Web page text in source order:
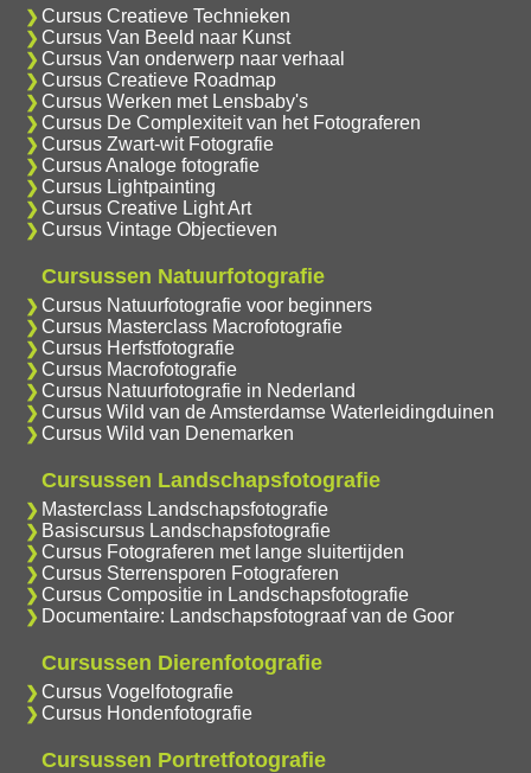
Cursus Creatieve Technieken
Cursus Van Beeld naar Kunst
Cursus Van onderwerp naar verhaal
Cursus Creatieve Roadmap
Cursus Werken met Lensbaby's
Cursus De Complexiteit van het Fotograferen
Cursus Zwart-wit Fotografie
Cursus Analoge fotografie
Cursus Lightpainting
Cursus Creative Light Art
Cursus Vintage Objectieven
Cursussen Natuurfotografie
Cursus Natuurfotografie voor beginners
Cursus Masterclass Macrofotografie
Cursus Herfstfotografie
Cursus Macrofotografie
Cursus Natuurfotografie in Nederland
Cursus Wild van de Amsterdamse Waterleidingduinen
Cursus Wild van Denemarken
Cursussen Landschapsfotografie
Masterclass Landschapsfotografie
Basiscursus Landschapsfotografie
Cursus Fotograferen met lange sluitertijden
Cursus Sterrensporen Fotograferen
Cursus Compositie in Landschapsfotografie
Documentaire: Landschapsfotograaf van de Goor
Cursussen Dierenfotografie
Cursus Vogelfotografie
Cursus Hondenfotografie
Cursussen Portretfotografie